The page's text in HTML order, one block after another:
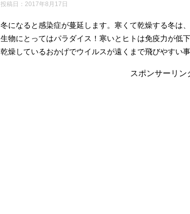
投稿日： 2017年8月17日
冬になると感染症が蔓延します。寒くて乾燥する冬は
生物にとってはパラダイス！寒いとヒトは免疫力が低
乾燥しているおかげでウイルスが遠くまで飛びやすい
スポンサーリン